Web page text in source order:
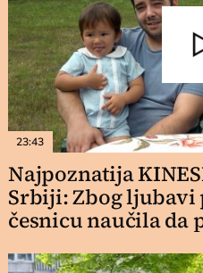
23:43
Najpoznatija
Srbiji: Zbog ljubavi
česnicu naučila da